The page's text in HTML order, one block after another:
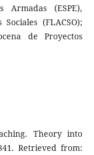
Armadas (ESPE),
(FLACSO);
de Proyectos
Theory into
Retrieved from: